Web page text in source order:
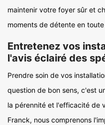
maintenir votre foyer sûr et
moments de détente en
Entretenez vos
l'avis éclairé des
Prendre soin de vos
question de bon sens, c'est
la pérennité et l'efficacité de
Franck, nous comprenons